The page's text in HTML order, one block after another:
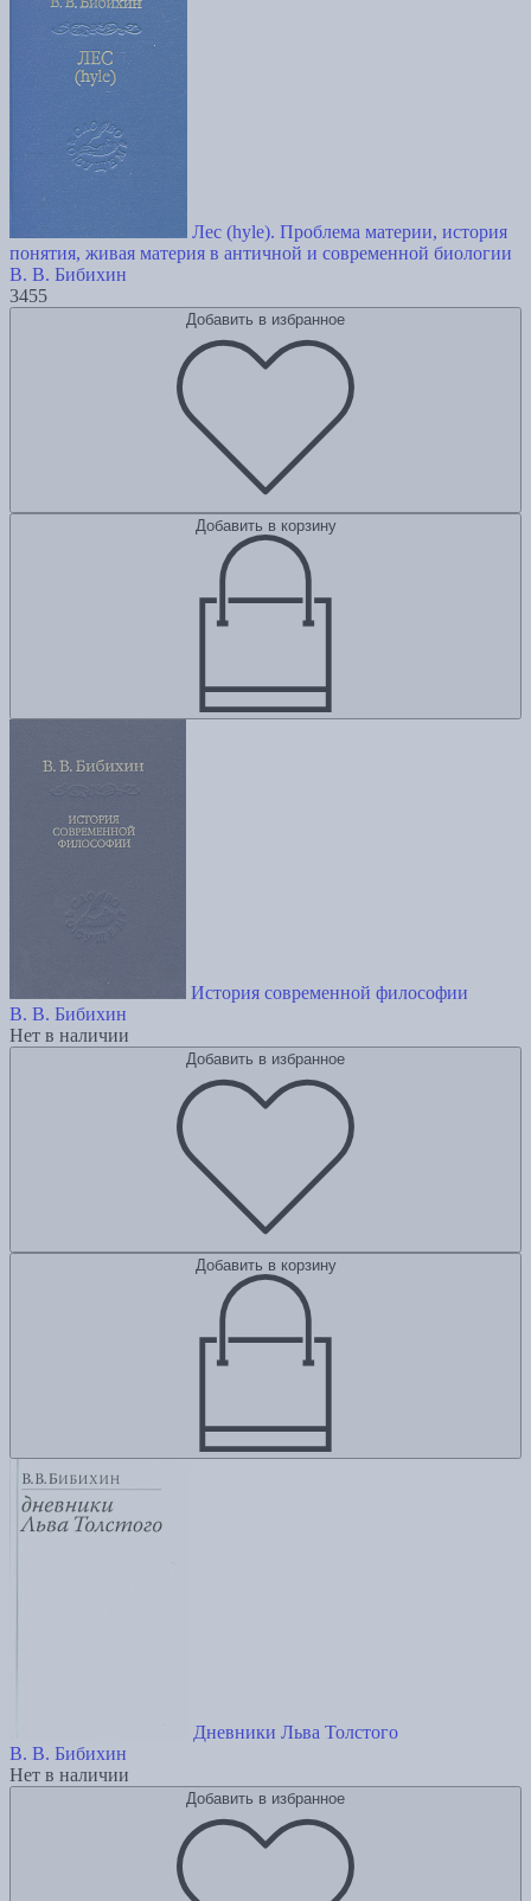
Лес (hyle). Проблема материи, история
понятия, живая материя в античной и современной биологии
В. В. Бибихин
3455
Добавить в избранное
Добавить в корзину
История современной философии
В. В. Бибихин
Нет в наличии
Добавить в избранное
Добавить в корзину
Дневники Льва Толстого
В. В. Бибихин
Нет в наличии
Добавить в избранное